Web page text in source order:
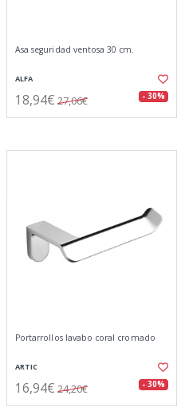
Asa seguridad ventosa 30 cm.
ALFA
18,94€ 27,06€ - 30%
Portarrollos lavabo coral cromado
ARTIC
16,94€ 24,20€ - 30%